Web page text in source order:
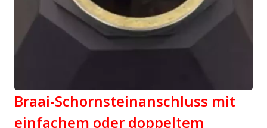
Braai-Schornsteinanschluss mit
einfachem oder doppeltem